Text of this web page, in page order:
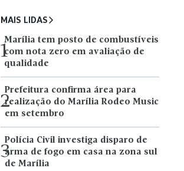
MAIS LIDAS
1
Marília tem posto de combustíveis
com nota zero em avaliação de
qualidade
2
Prefeitura confirma área para
realização do Marília Rodeo Music
em setembro
3
Polícia Civil investiga disparo de
arma de fogo em casa na zona sul
de Marília